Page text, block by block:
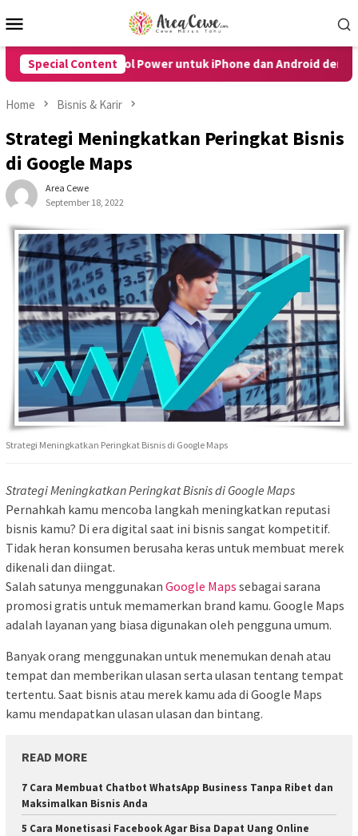
to
Menu
Special Content
Tombol Power untuk iPhone dan Android dengan Mudah
Home Bisnis & Karir
Strategi Meningkatkan Peringkat Bisnis
di Google Maps
Area Cewe
September 18, 2022
Strategi Meningkatkan Peringkat Bisnis di Google Maps
Strategi Meningkatkan Peringkat Bisnis di Google Maps
Pernahkah kamu mencoba langkah meningkatkan reputasi
bisnis kamu? Di era digital saat ini bisnis sangat kompetitif.
Tidak heran konsumen berusaha keras untuk membuat merek
dikenali dan diingat.
Salah satunya menggunakan Google Maps sebagai sarana
promosi gratis untuk memamerkan brand kamu. Google Maps
adalah layanan yang biasa digunakan oleh pengguna umum.
Banyak orang menggunakan untuk menemukan denah atau
tempat dan memberikan ulasan serta ulasan tentang tempat
tertentu. Saat bisnis atau merek kamu ada di Google Maps
kamu mendapatkan ulasan ulasan dan bintang.
READ MORE
7 Cara Membuat Chatbot WhatsApp Business Tanpa Ribet dan
Maksimalkan Bisnis Anda
5 Cara Monetisasi Facebook Agar Bisa Dapat Uang Online